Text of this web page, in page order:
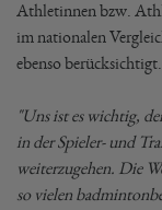
Athletinnen bzw.
im nationalen
ebenso berücksichtigt.
"Uns ist es wichtig,
in der Spieler- und
weiterzugehen. Die
so vielen